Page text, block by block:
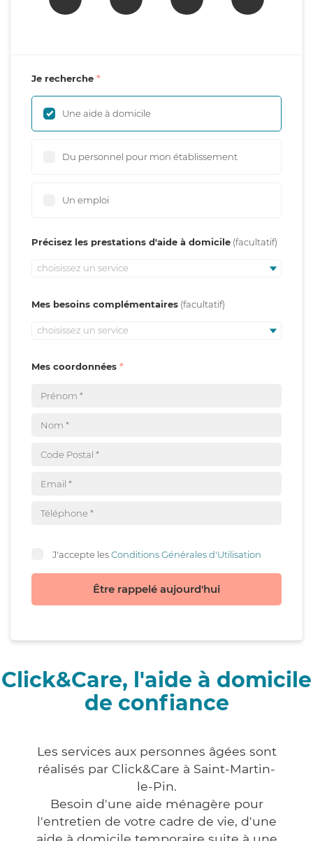
Je recherche
Une aide à domicile
Du personnel pour mon établissement
Un emploi
Précisez les prestations d'aide à domicile
choisissez un service
Mes besoins complémentaires
choisissez un service
Mes coordonnées
J'accepte lesConditions Générales d'Utilisation
Être rappelé aujourd'hui
Click&Care, l'aide à domicile
de confiance
Les services aux personnes âgées sont
réalisés par Click&Care à Saint-Martin-
le-Pin.
Besoin d'une aide ménagère pour
l'entretien de votre cadre de vie, d'une